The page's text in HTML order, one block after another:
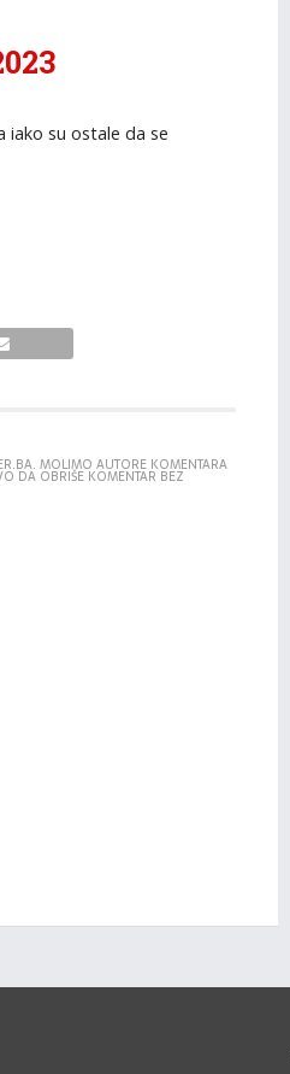
iako su ostale da se
MOLIMO AUTORE KOMENTARA
DA OBRIŠE KOMENTAR BEZ